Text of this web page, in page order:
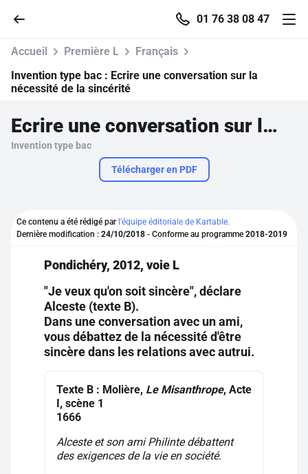
01 76 38 08 47
Parcourir
Se connecter
S'inscrire gratuitement
Pour profiter de 10 contenus offerts.
Accueil Première L
Français
Invention type bac : Ecrire une conversation sur la
nécessité de la sincérité
Ecrire une conversation sur la nécessité de la sincérité
Invention type bac
Télécharger en PDF
Ce contenu a été rédigé par l'équipe éditoriale de Kartable.
Dernière modification : 24/10/2018 - Conforme au programme 2018-2019
Pondichéry, 2012, voie L
"Je veux qu'on soit sincère", déclare
Alceste (texte B).
Dans une conversation avec un ami,
vous débattez de la nécessité d'être
sincère dans les relations avec autrui.
Texte B : Molière, Le Misanthrope, Acte
I, scène 1
1666
Alceste et son ami Philinte débattent
des exigences de la vie en société.